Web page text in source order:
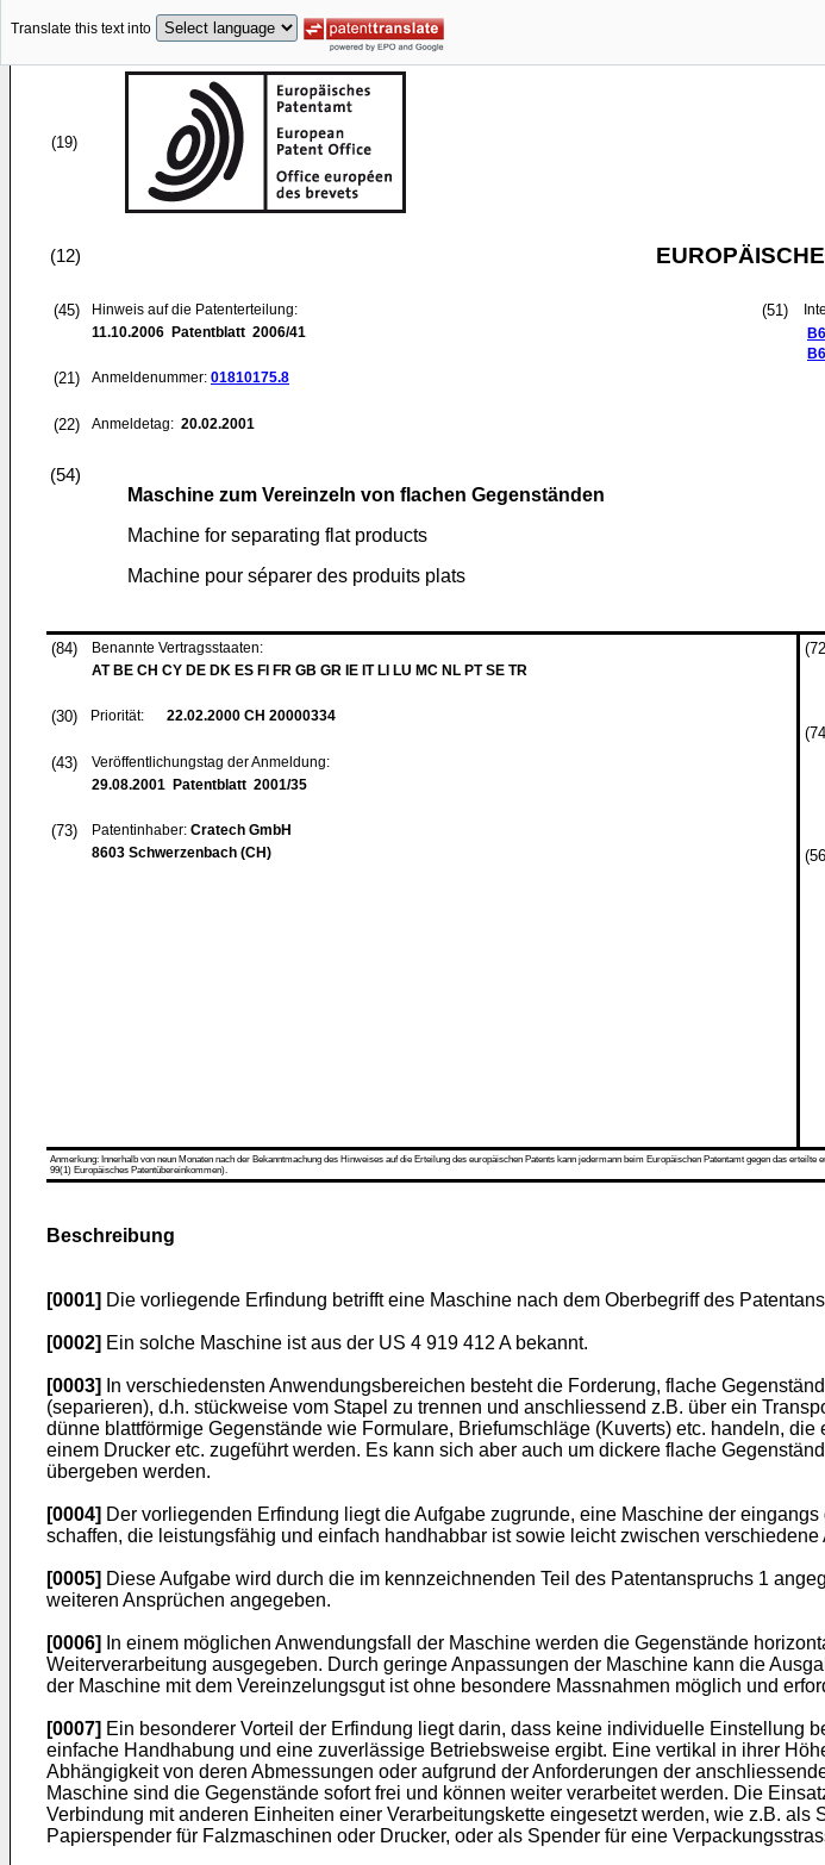
Translate this text into
(19)
(12)
(45)
Hinweis auf die Patenterteilung:
11.10.2006 Patentblatt 2006/41
(21) Anmeldenummer: 01810175.8
(22) Anmeldetag: 20.02.2001
(51)
(54)
Maschine zum Vereinzeln von flachen Gegenständen
Machine for separating flat products
Machine pour séparer des produits plats
(84)
Benannte Vertragsstaaten:
AT BE CH CY DE DK ES FI FR GB GR IE IT LI LU MC NL PT SE TR
(30) Priorität: 22.02.2000 CH 20000334
(43)
Veröffentlichungstag der Anmeldung:
29.08.2001 Patentblatt 2001/35
(73) Patentinhaber: Cratech GmbH
8603 Schwerzenbach (CH)
Anmerkung: Innerhalb von neun Monaten nach der Bekanntmachung des Hinweises auf die Erteilung des europäischen Patents kann jedermann beim Europäischen Patentamt gegen das
99(1) Europäisches Patentübereinkommen).
Beschreibung
[0001] Die vorliegende Erfindung betrifft eine Maschine nach dem Oberbegriff des
[0002] Ein solche Maschine ist aus der US 4 919 412 A bekannt.
[0003]
In verschiedensten Anwendungsbereichen besteht die Forderung, flache
(separieren), d.h. stückweise vom Stapel zu trennen und anschliessend z.B. über ein
dünne blattförmige Gegenstände wie Formulare, Briefumschläge (Kuverts) etc. handeln,
einem Drucker etc. zugeführt werden. Es kann sich aber auch um dickere flache
übergeben werden.
[0004] Der vorliegenden Erfindung liegt die Aufgabe zugrunde, eine Maschine der
schaffen, die leistungsfähig und einfach handhabbar ist sowie leicht zwischen
[0005] Diese Aufgabe wird durch die im kennzeichnenden Teil des Patentanspruchs 1
weiteren Ansprüchen angegeben.
[0006]
In einem möglichen Anwendungsfall der Maschine werden die Gegenstände
Weiterverarbeitung ausgegeben. Durch geringe Anpassungen der Maschine kann die
der Maschine mit dem Vereinzelungsgut ist ohne besondere Massnahmen möglich und
[0007] Ein besonderer Vorteil der Erfindung liegt darin, dass keine individuelle Einstellung
einfache Handhabung und eine zuverlässige Betriebsweise ergibt. Eine vertikal in ihrer
Abhängigkeit von deren Abmessungen oder aufgrund der Anforderungen der
Maschine sind die Gegenstände sofort frei und können weiter verarbeitet werden. Die
Verbindung mit anderen Einheiten einer Verarbeitungskette eingesetzt werden, wie z.B.
Papierspender für Falzmaschinen oder Drucker, oder als Spender für eine